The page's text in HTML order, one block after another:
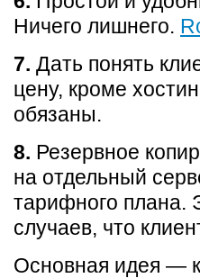
Ничего лишнего.
7. Дать понять
цену, кроме
обязаны.
8. Резервное
на отдельный
тарифного плана.
случаев, что
Основная идея —